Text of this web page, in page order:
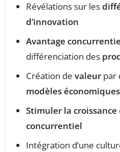
Révélations sur les
d’innovation
Avantage
différenciation des
Création de valeur par
modèles économiques
Stimuler la croissance
concurrentiel
Intégration d’une